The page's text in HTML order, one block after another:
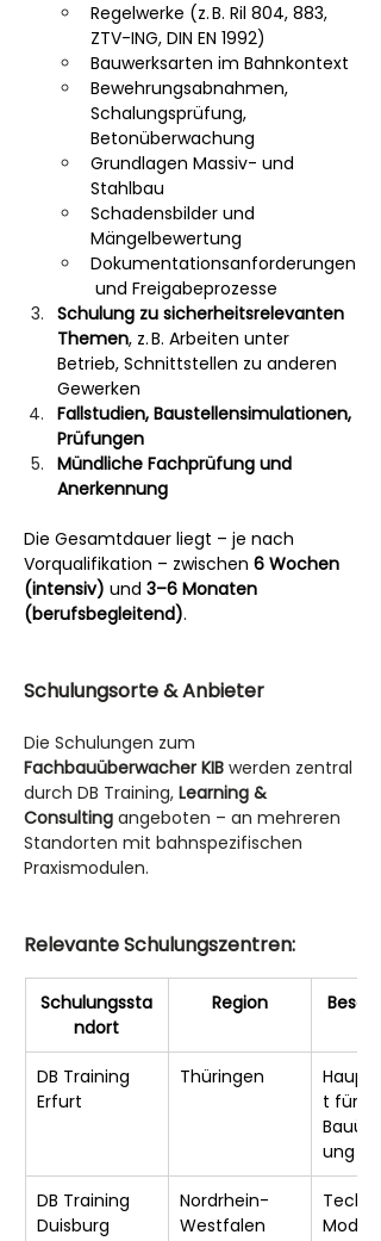
Regelwerke (z. B. Ril 804, 883,
ZTV-ING, DIN EN 1992)
Bauwerksarten im Bahnkontext
Bewehrungsabnahmen,
Schalungsprüfung,
Betonüberwachung
Grundlagen Massiv- und
Stahlbau
Schadensbilder und
Mängelbewertung
Dokumentationsanforderungen
und Freigabeprozesse
Schulung zu sicherheitsrelevanten
Themen, z. B. Arbeiten unter
Betrieb, Schnittstellen zu anderen
Gewerken
Fallstudien, Baustellensimulationen,
Prüfungen
Mündliche Fachprüfung und
Anerkennung
Die Gesamtdauer liegt – je nach
Vorqualifikation – zwischen 6 Wochen
(intensiv) und 3–6 Monaten
(berufsbegleitend).
Schulungsorte & Anbieter
Die Schulungen zum
Fachbauüberwacher KIB werden zentral
durch DB Training, Learning &
Consulting angeboten – an mehreren
Standorten mit bahnspezifischen
Praxismodulen.
Relevante Schulungszentren:
Schulungssta
ndort
Region
DB Training
Erfurt
Thüringen
t für
ung
DB Training
Duisburg
Nordrhein-
Westfalen